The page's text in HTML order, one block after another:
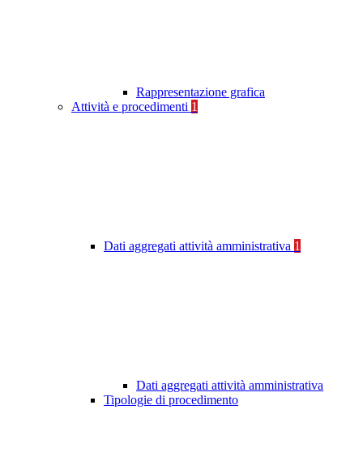
Rappresentazione grafica
Attività e procedimenti 1
Dati aggregati attività amministrativa 1
Dati aggregati attività amministrativa
Tipologie di procedimento